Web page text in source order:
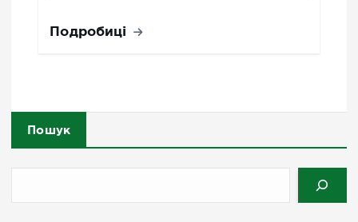
Подробиці
Пошук